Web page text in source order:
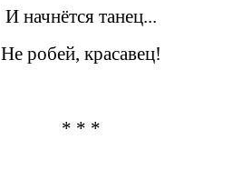
И начнётся танец...
Не робей, красавец!
* * *